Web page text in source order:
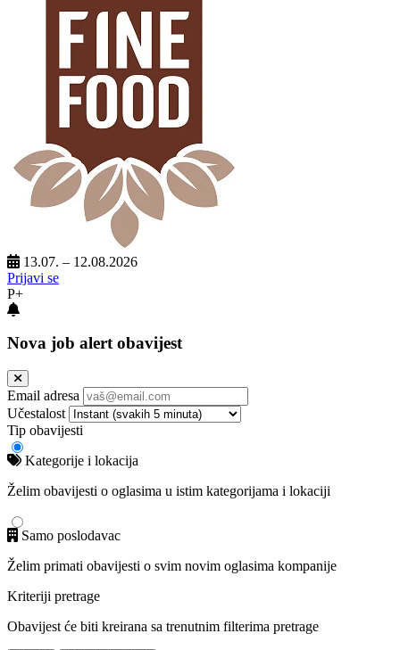
13.07. – 12.08.2026
Prijavi se
P+
Nova job alert obavijest
Email adresa
Učestalost
Tip obavijesti
Kategorije i lokacija
Želim obavijesti o oglasima u istim kategorijama i lokaciji
Samo poslodavac
Želim primati obavijesti o svim novim oglasima kompanije
Kriteriji pretrage
Obavijest će biti kreirana sa trenutnim filterima pretrage